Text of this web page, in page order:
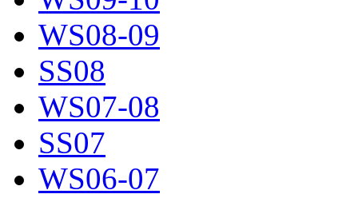
WS08-09
SS08
WS07-08
SS07
WS06-07